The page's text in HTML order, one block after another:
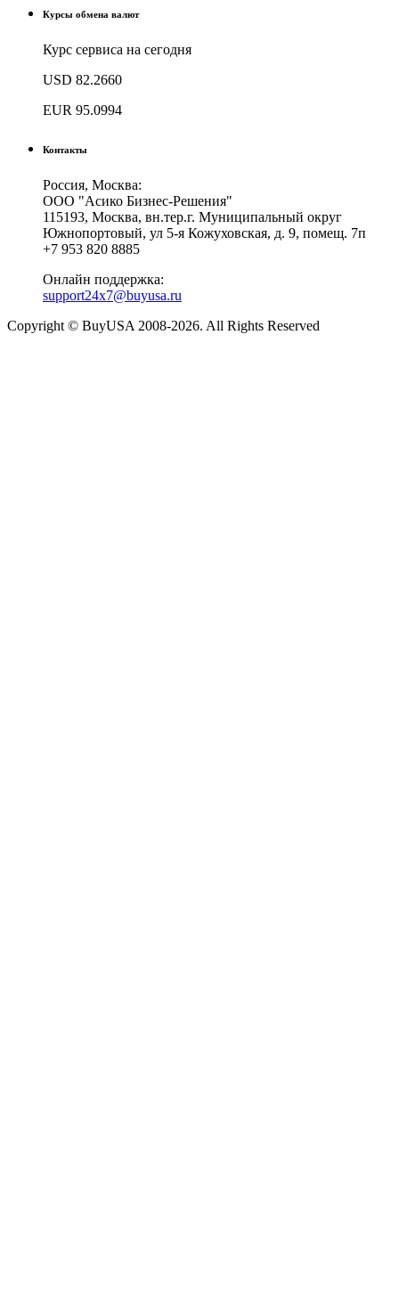
Курсы обмена валют
Курс сервиса на сегодня
USD 82.2660
EUR 95.0994
Контакты
Россия, Москва:
ООО "Асико Бизнес-Решения"
115193, Москва, вн.тер.г. Муниципальный округ
Южнопортовый, ул 5-я Кожуховская, д. 9, помещ. 7п
+7 953 820 8885
Онлайн поддержка:
support24x7@buyusa.ru
Copyright © BuyUSA 2008-2026. All Rights Reserved